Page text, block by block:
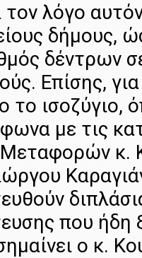
τον λόγο
δήμους,
δέντρων
Επίσης,
το ισοζύγιο,
με τις
Μεταφορών κ.
που ήδη
ο κ.